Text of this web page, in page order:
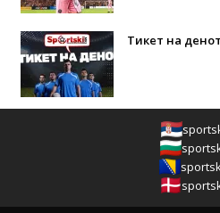
Тикет на